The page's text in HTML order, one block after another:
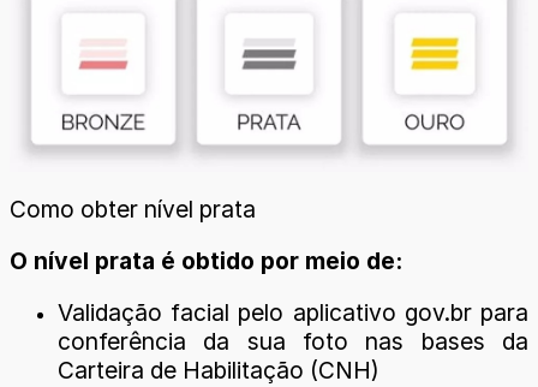
Como obter nível prata
O nível prata é obtido por meio de:
Validação facial pelo aplicativo gov.br para
conferência da sua foto nas bases da
Carteira de Habilitação (CNH)